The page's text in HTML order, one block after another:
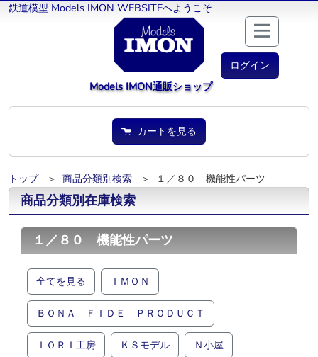
鉄道模型 Models IMON WEBSITEへようこそ
ログイン
Models IMON通販ショップ
カートを見る
トップ ＞ 商品分類別検索 ＞ １／８０ 機能性パーツ
商品分類別在庫検索
１／８０ 機能性パーツ
全てを見る ＩＭＯＮ
ＢＯＮＡ ＦＩＤＥ ＰＲＯＤＵＣＴ
ＩＯＲＩ工房 ＫＳモデル Ｎ小屋